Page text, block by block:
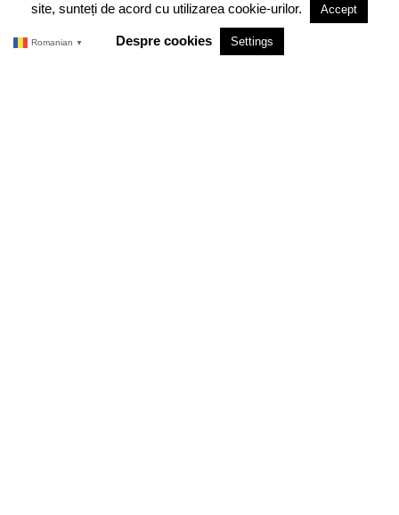
TERMENI SI CONDITII
site, sunteți de acord cu utilizarea cookie-urilor.
Accept
Despre cookies Settings
Romanian ▼